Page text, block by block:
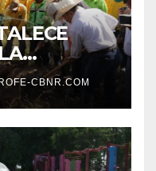
CBNR.COM